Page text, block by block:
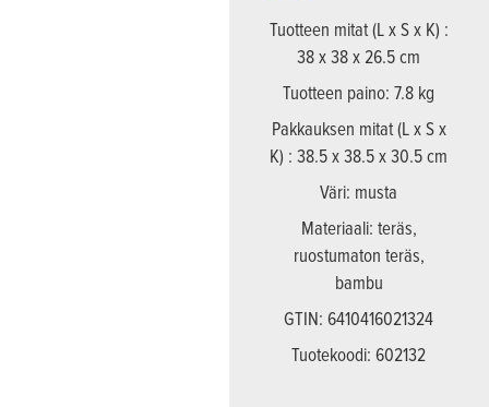
Tuotteen mitat (L x S x K) :
38 x 38 x 26.5 cm
Tuotteen paino: 7.8 kg
Pakkauksen mitat (L x S x
K) : 38.5 x 38.5 x 30.5 cm
Väri: musta
Materiaali: teräs,
ruostumaton teräs,
bambu
GTIN: 6410416021324
Tuotekoodi: 602132